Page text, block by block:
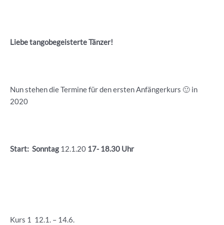
Liebe tangobegeisterte Tänzer!
Nun stehen die Termine für den ersten Anfängerkurs 🙂 in
2020
Start: Sonntag 12.1.20 17- 18.30 Uhr
Kurs 1 12.1. – 14.6.